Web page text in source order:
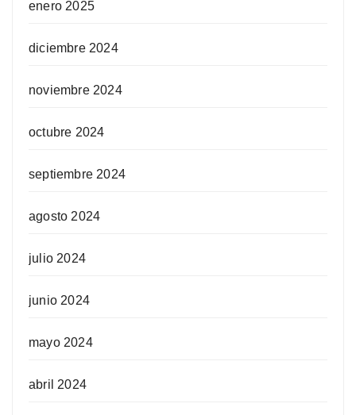
enero 2025
diciembre 2024
noviembre 2024
octubre 2024
septiembre 2024
agosto 2024
julio 2024
junio 2024
mayo 2024
abril 2024